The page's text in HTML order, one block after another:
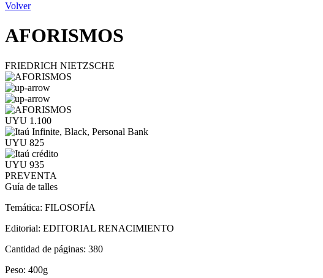
Volver
AFORISMOS
FRIEDRICH NIETZSCHE
UYU 1.100
UYU 825
UYU 935
PREVENTA
Guía de talles
Temática: FILOSOFÍA
Editorial: EDITORIAL RENACIMIENTO
Cantidad de páginas: 380
Peso: 400g